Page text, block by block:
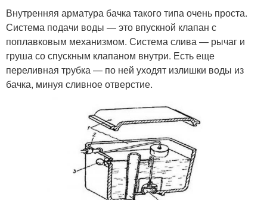
Внутренняя арматура бачка такого типа очень проста.
Система подачи воды — это впускной клапан с
поплавковым механизмом. Система слива — рычаг и
груша со спускным клапаном внутри. Есть еще
переливная трубка — по ней уходят излишки воды из
бачка, минуя сливное отверстие.